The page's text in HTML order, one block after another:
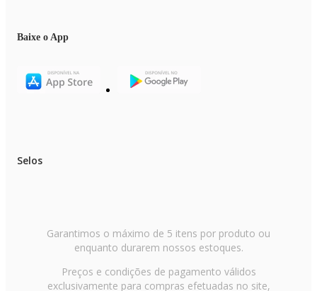
Baixe o App
Selos
Garantimos o máximo de 5 itens por produto ou
enquanto durarem nossos estoques.
Preços e condições de pagamento válidos
exclusivamente para compras efetuadas no site,